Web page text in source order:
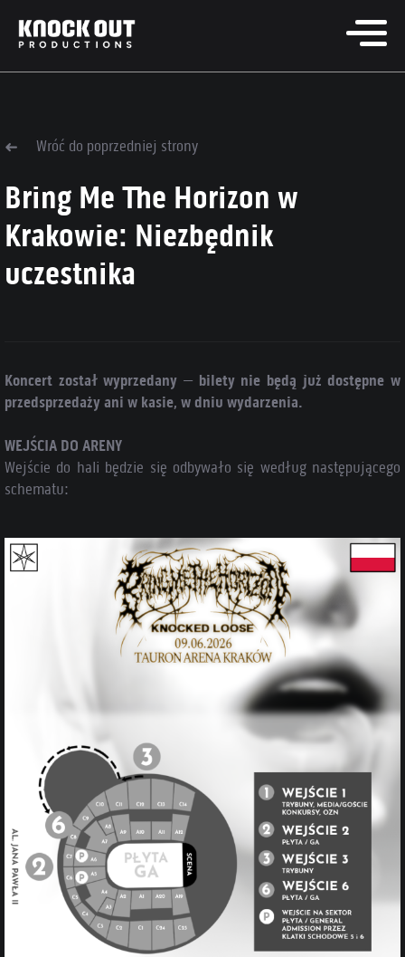
Wróć do poprzedniej strony
Bring Me The Horizon w
Krakowie: Niezbędnik
uczestnika
Koncert został wyprzedany – bilety nie będą już dostępne w
przedsprzedaży ani w kasie, w dniu wydarzenia.
WEJŚCIA DO ARENY
Wejście do hali będzie się odbywało się według następującego
schematu: